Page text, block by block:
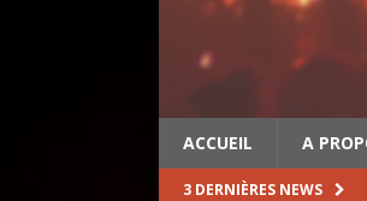
ACCUEIL A
3 DERNIÈRES NEWS